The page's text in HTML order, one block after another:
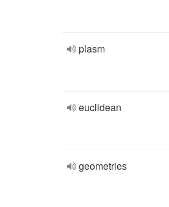
plasm
euclidean
geometries